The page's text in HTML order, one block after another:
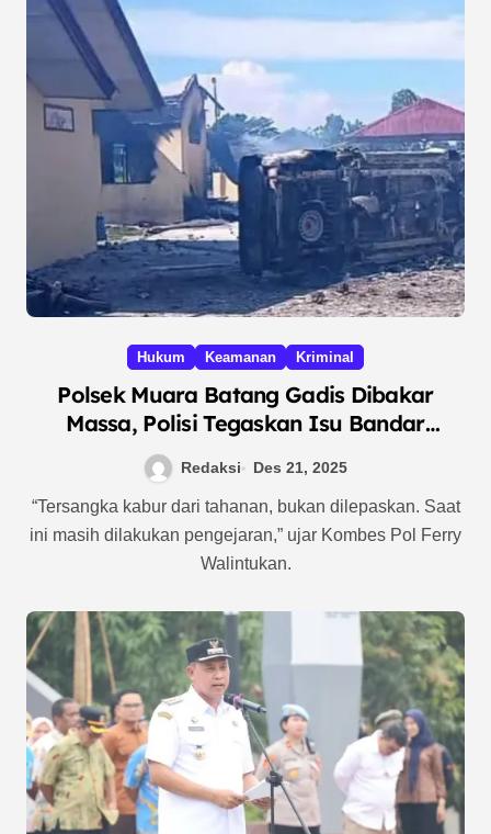
Hukum Keamanan Kriminal
Polsek Muara Batang Gadis Dibakar
Massa, Polisi Tegaskan Isu Bandar
Narkoba Dilepas Tidak Benar
Redaksi Des 21, 2025
“Tersangka kabur dari tahanan, bukan dilepaskan. Saat
ini masih dilakukan pengejaran,” ujar Kombes Pol Ferry
Walintukan.